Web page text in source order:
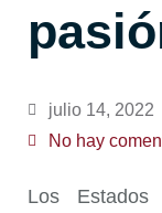
julio 14, 2022
No hay
Los